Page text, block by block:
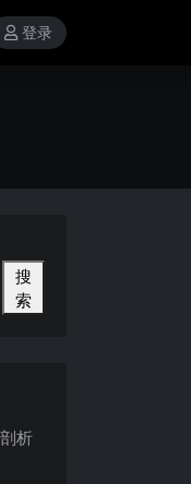
登录
搜
索
析